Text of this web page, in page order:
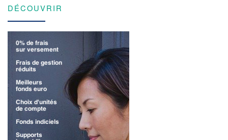
DÉCOUVRIR